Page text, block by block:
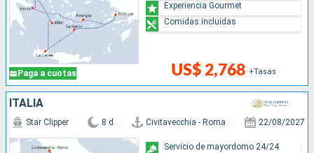
Paga a cuotas US$ 2,768 +Tasas
Experiencia Gourmet
Comidas incluidas
ITALIA
Star Clipper 8 d Civitavecchia - Roma 22/08/2027
Servicio de mayordomo 24/24